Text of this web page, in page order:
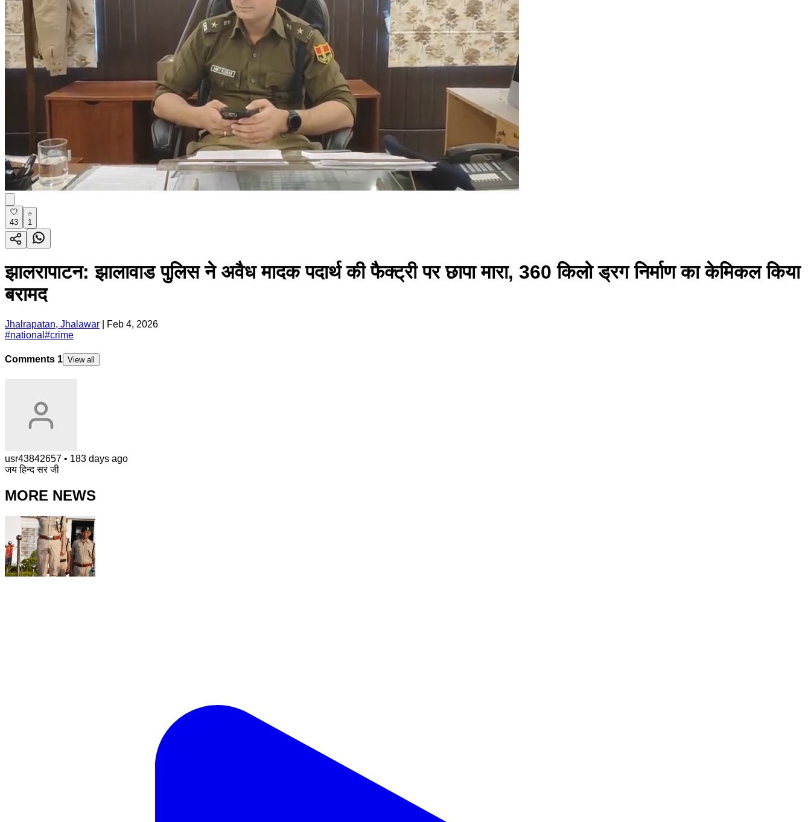
43 1
झालरापाटन: झालावाड पुलिस ने अवैध मादक पदार्थ की फैक्ट्री पर छापा मारा, 360 किलो ड्रग निर्माण का केमिकल किया
बरामद
Jhalrapatan, Jhalawar
Feb 4, 2026
#national #crime
Comments 1 View all
usr43842657 • 183 days ago
जय हिन्द सर जी
MORE NEWS